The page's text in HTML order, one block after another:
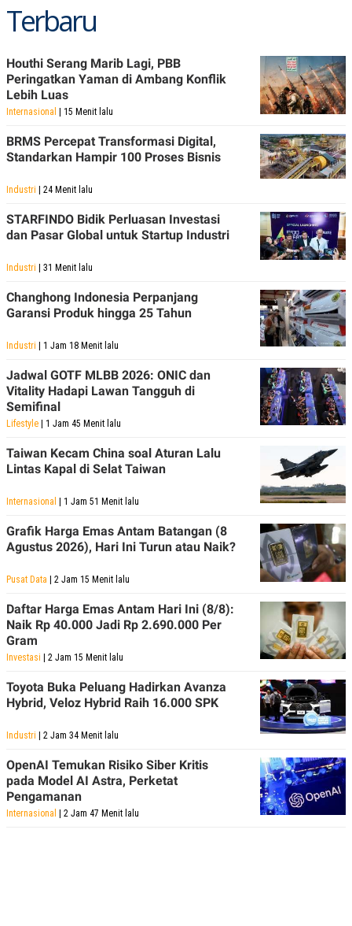
SIBER
PRIVACY
POLICY
Terbaru
Houthi Serang Marib Lagi, PBB
Peringatkan Yaman di Ambang Konflik
Lebih Luas
Internasional | 15 Menit lalu
BRMS Percepat Transformasi Digital,
Standarkan Hampir 100 Proses Bisnis
Industri | 24 Menit lalu
STARFINDO Bidik Perluasan Investasi
dan Pasar Global untuk Startup Industri
Industri | 31 Menit lalu
Changhong Indonesia Perpanjang
Garansi Produk hingga 25 Tahun
Industri | 1 Jam 18 Menit lalu
Jadwal GOTF MLBB 2026: ONIC dan
Vitality Hadapi Lawan Tangguh di
Semifinal
Lifestyle | 1 Jam 45 Menit lalu
Taiwan Kecam China soal Aturan Lalu
Lintas Kapal di Selat Taiwan
Internasional | 1 Jam 51 Menit lalu
Grafik Harga Emas Antam Batangan (8
Agustus 2026), Hari Ini Turun atau Naik?
Pusat Data | 2 Jam 15 Menit lalu
Daftar Harga Emas Antam Hari Ini (8/8):
Naik Rp 40.000 Jadi Rp 2.690.000 Per
Gram
Investasi | 2 Jam 15 Menit lalu
Toyota Buka Peluang Hadirkan Avanza
Hybrid, Veloz Hybrid Raih 16.000 SPK
Industri | 2 Jam 34 Menit lalu
OpenAI Temukan Risiko Siber Kritis
pada Model AI Astra, Perketat
Pengamanan
Internasional | 2 Jam 47 Menit lalu